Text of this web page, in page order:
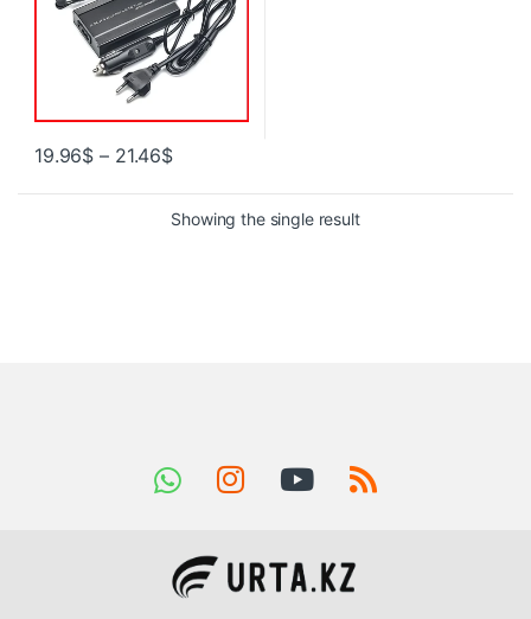
19.96$ – 21.46$
Showing the single result